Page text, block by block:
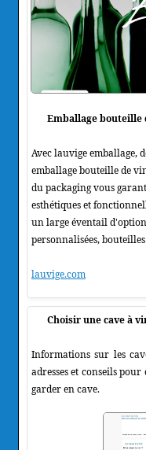
Emballage bouteille
Avec lauvige emballage,
emballage bouteille de
du packaging vous
esthétiques et
un large éventail
personnalisées,
lauvige.com
Choisir une cave à
Informations sur les
adresses et conseils
garder en cave.